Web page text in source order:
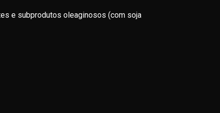
e subprodutos oleaginosos (com soja